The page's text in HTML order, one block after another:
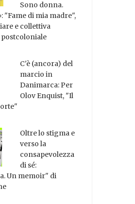
Sono donna.
"Fame di mia madre",
e collettiva
C'è (ancora) del
marcio in
Danimarca: Per
Olov Enquist, "Il
Oltre lo stigma e
verso la
consapevolezza
di sé:
Un memoir" di